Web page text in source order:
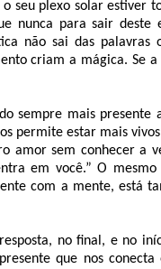
seu plexo solar estiver
nunca para sair
não sai das
criam a mágica. Se
sempre mais
permite estar mais
amor sem conhecer a
em você.” O
com a mente, está
no final, e no
que nos